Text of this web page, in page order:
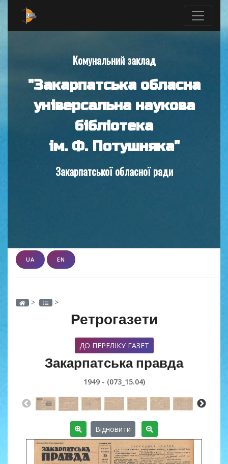
Комунальний заклад
"Закарпатська обласна
універсальна наукова
бібліотека
ім. Ф. Потушняка"
Закарпатської обласної ради
UA EN
> >
Ретрогазети
ДО ПЕРЕЛІКУ ГАЗЕТ
Закарпатська правда
1949 - (073_15.04)
Відновити